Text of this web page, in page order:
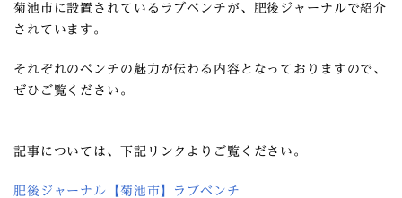
菊池市に設置されているラブベンチが、肥後ジャーナルで紹介
されています。
それぞれのベンチの魅力が伝わる内容となっておりますので、
ぜひご覧ください。
記事については、下記リンクよりご覧ください。
肥後ジャーナル【菊池市】ラブベンチ